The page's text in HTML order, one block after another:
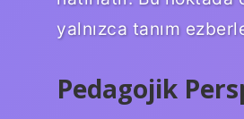
yalnızca tanım
Pedagojik